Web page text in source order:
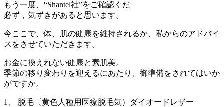
もう一度、“Shantel社”をご確認くだ
必ず，気ずきがあると思います。
今ここで、体、肌の健康を維持されるか、私からのアドバイ
スをさせていただきます。
お金に換えれない健康と素肌美。
季節の移り変わりを迎えるにあたり、御準備をされてはいか
がですか。
1、 脱毛〔黄色人種用医療脱毛気）ダイオードレザー